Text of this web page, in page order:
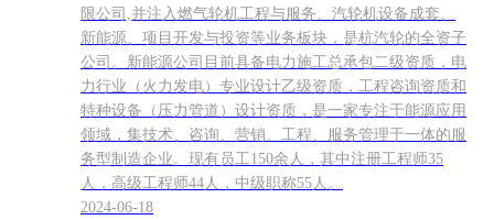
限公司,并注入燃气轮机工程与服务、汽轮机设备成套、
新能源、项目开发与投资等业务板块，是杭汽轮的全资子
公司。新能源公司目前具备电力施工总承包二级资质，电
力行业（火力发电）专业设计乙级资质，工程咨询资质和
特种设备（压力管道）设计资质，是一家专注于能源应用
领域，集技术、咨询、营销、工程、服务管理于一体的服
务型制造企业。现有员工150余人，其中注册工程师35
人，高级工程师44人，中级职称55人。
2024-06-18